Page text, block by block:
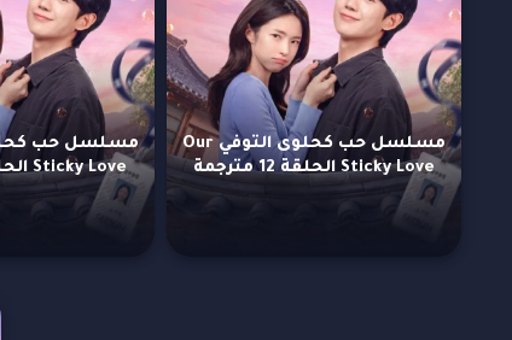
مسلسل حب كحلوى التوفي Our
Sticky Love الحلقة 12 مترجمة
Sticky Love الحلقة 11 مترجمة